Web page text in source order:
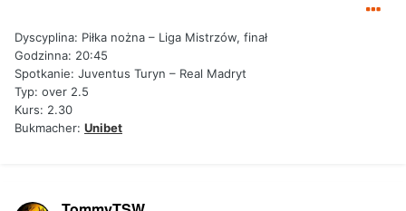
Dyscyplina: Piłka nożna – Liga Mistrzów, finał
Godzinna: 20:45
Spotkanie: Juventus Turyn – Real Madryt
Typ: over 2.5
Kurs: 2.30
Bukmacher: Unibet